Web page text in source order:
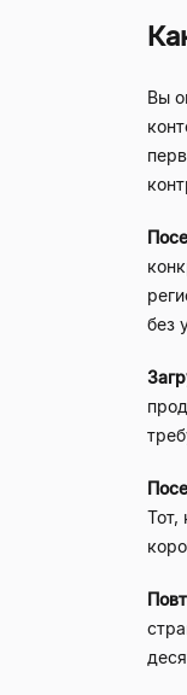
Вы
без
Тот,